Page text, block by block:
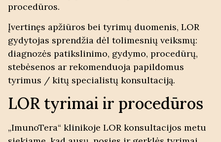
procedūros.
Įvertinęs apžiūros bei tyrimų duomenis, LOR
gydytojas sprendžia dėl tolimesnių veiksmų:
diagnozės patikslinimo, gydymo, procedūrų,
stebėsenos ar rekomenduoja papildomus
tyrimus / kitų specialistų konsultaciją.
LOR tyrimai ir procedūros
„ImunoTera“ klinikoje LOR konsultacijos metu